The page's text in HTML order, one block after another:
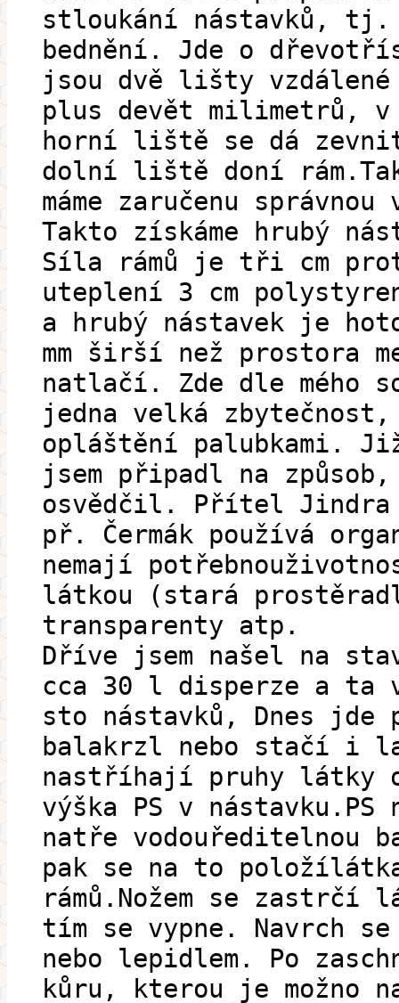
stloukání nástavků,
bednění. Jde o
jsou dvě lišty vzdálené
plus devět milimetrů, v
horní liště se dá
dolní liště doní
máme zaručenu
Takto získáme hrubý
Síla rámů je tři cm
uteplení 3 cm
a hrubý nástavek je
mm širší než prostora
natlačí. Zde dle mého
jedna velká
opláštění palubkami.
jsem připadl na
osvědčil. Přítel Jindra
př. Čermák používá
nemají
látkou (stará
transparenty atp.
Dříve jsem našel na
cca 30 l disperze a ta
sto nástavků, Dnes
balakrzl nebo stačí i
nastříhají pruhy látky
výška PS v
natře vodouředitelnou
pak se na to
rámů.Nožem se zastrčí
tím se vypne. Navrch
nebo lepidlem. Po
kůru, kterou je možno